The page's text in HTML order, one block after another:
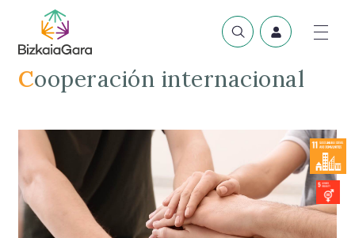
Cooperación internacional